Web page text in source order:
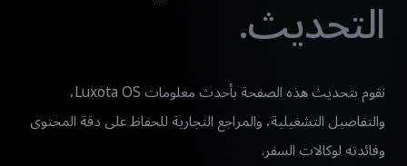
التحديث.
نقوم بتحديث هذه الصفحة بأحدث معلومات Luxota OS،
والتفاصيل التشغيلية، والمراجع التجارية للحفاظ على دقة المحتوى
وفائدته لوكالات السفر.